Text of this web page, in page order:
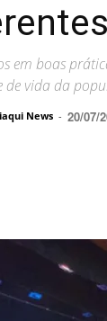
em boas
de vida da
News - 20/07/